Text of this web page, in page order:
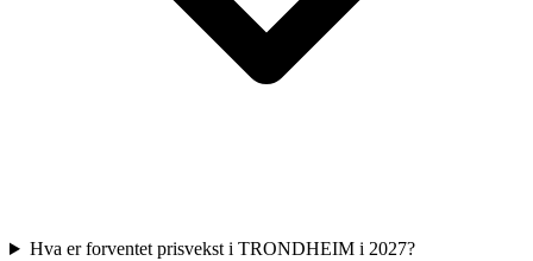
Hva er forventet prisvekst i TRONDHEIM i 2027?